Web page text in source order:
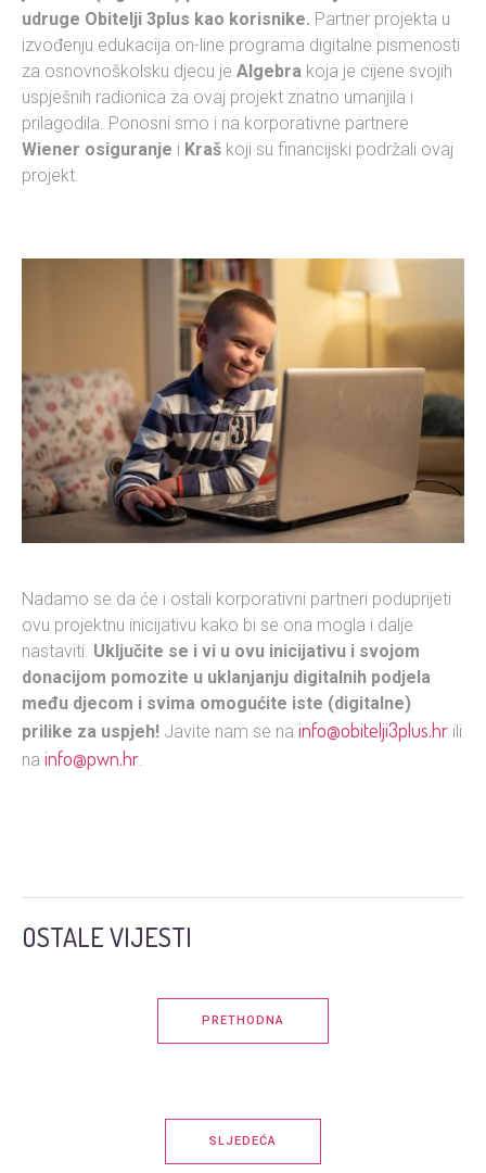
udruge Obitelji 3plus kao korisnike. Partner projekta u
izvođenju edukacija on-line programa digitalne pismenosti
za osnovnoškolsku djecu je Algebra koja je cijene svojih
uspješnih radionica za ovaj projekt znatno umanjila i
prilagodila. Ponosni smo i na korporativne partnere
Wiener osiguranje i Kraškoji su financijski podržali ovaj
projekt.
Nadamo se da će i ostali korporativni partneri poduprijeti
ovu projektnu inicijativu kako bi se ona mogla i dalje
nastaviti. Uključite se i vi u ovu inicijativu i svojom
donacijom pomozite u uklanjanju digitalnih podjela
među djecom i svima omogućite iste (digitalne)
prilike za uspjeh!Javite nam se na info@obitelji3plus.hrili
na info@pwn.hr.
OSTALE VIJESTI
PRETHODNA
SLJEDEĆA